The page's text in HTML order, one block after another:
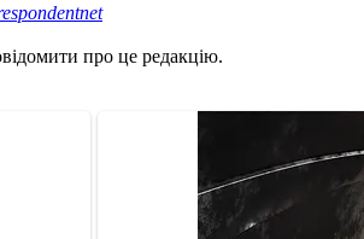
про це редакцію.